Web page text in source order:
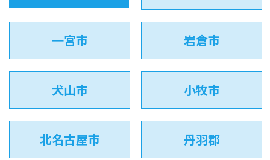
一宮市 岩倉市
犬山市 小牧市
北名古屋市 丹羽郡